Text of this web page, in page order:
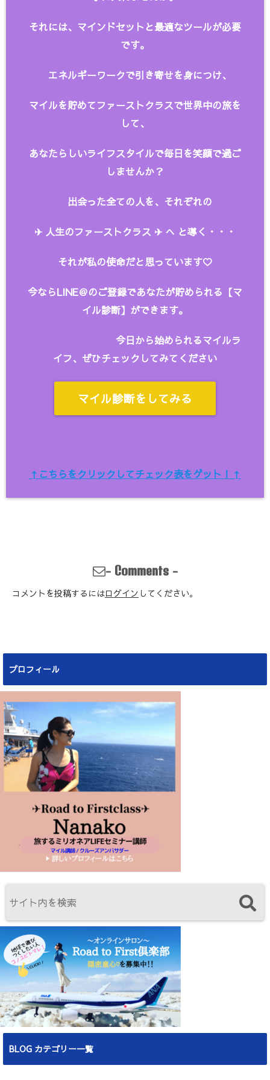
それには、マインドセットと最適なツールが必要
です。
エネルギーワークで引き寄せを身につけ、
マイルを貯めてファーストクラスで世界中の旅を
して、
あなたらしいライフスタイルで毎日を笑顔で過ご
しませんか？
出会った全ての人を、 それぞれの
✈︎ 人生のファーストクラス ✈︎ へ と導く・・・
それが私の使命だと思っています♡
今ならLINE＠のご登録であなたが貯められる【マ
イル診断】ができます。
今日から始められるマイルラ
イフ、ぜひチェックしてみてください
マイル診断をしてみる
↑こちらをクリックしてチェック表をゲット！↑
- Comments-
コメントを投稿するにはログイン してください。
プロフィール
BLOG カテゴリー一覧